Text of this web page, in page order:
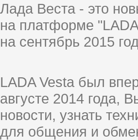
Лада Веста - это
на платформе
на сентябрь 2015
LADA Vesta был
августе 2014 года,
новости, узнать
для общения и